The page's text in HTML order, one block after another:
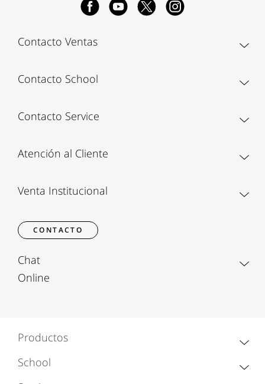
Contacto Ventas
Contacto School
Contacto Service
Atención al Cliente
Venta Institucional
CONTACTO
Chat
Online
Productos
School